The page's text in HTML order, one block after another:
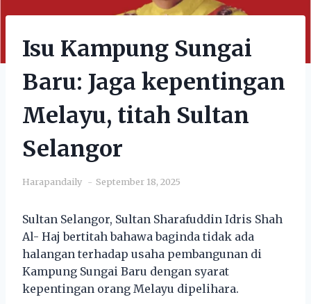
Isu Kampung Sungai
Baru: Jaga kepentingan
Melayu, titah Sultan
Selangor
Harapandaily September 18, 2025
Sultan Selangor, Sultan Sharafuddin Idris Shah
Al- Haj bertitah bahawa baginda tidak ada
halangan terhadap usaha pembangunan di
Kampung Sungai Baru dengan syarat
kepentingan orang Melayu dipelihara.